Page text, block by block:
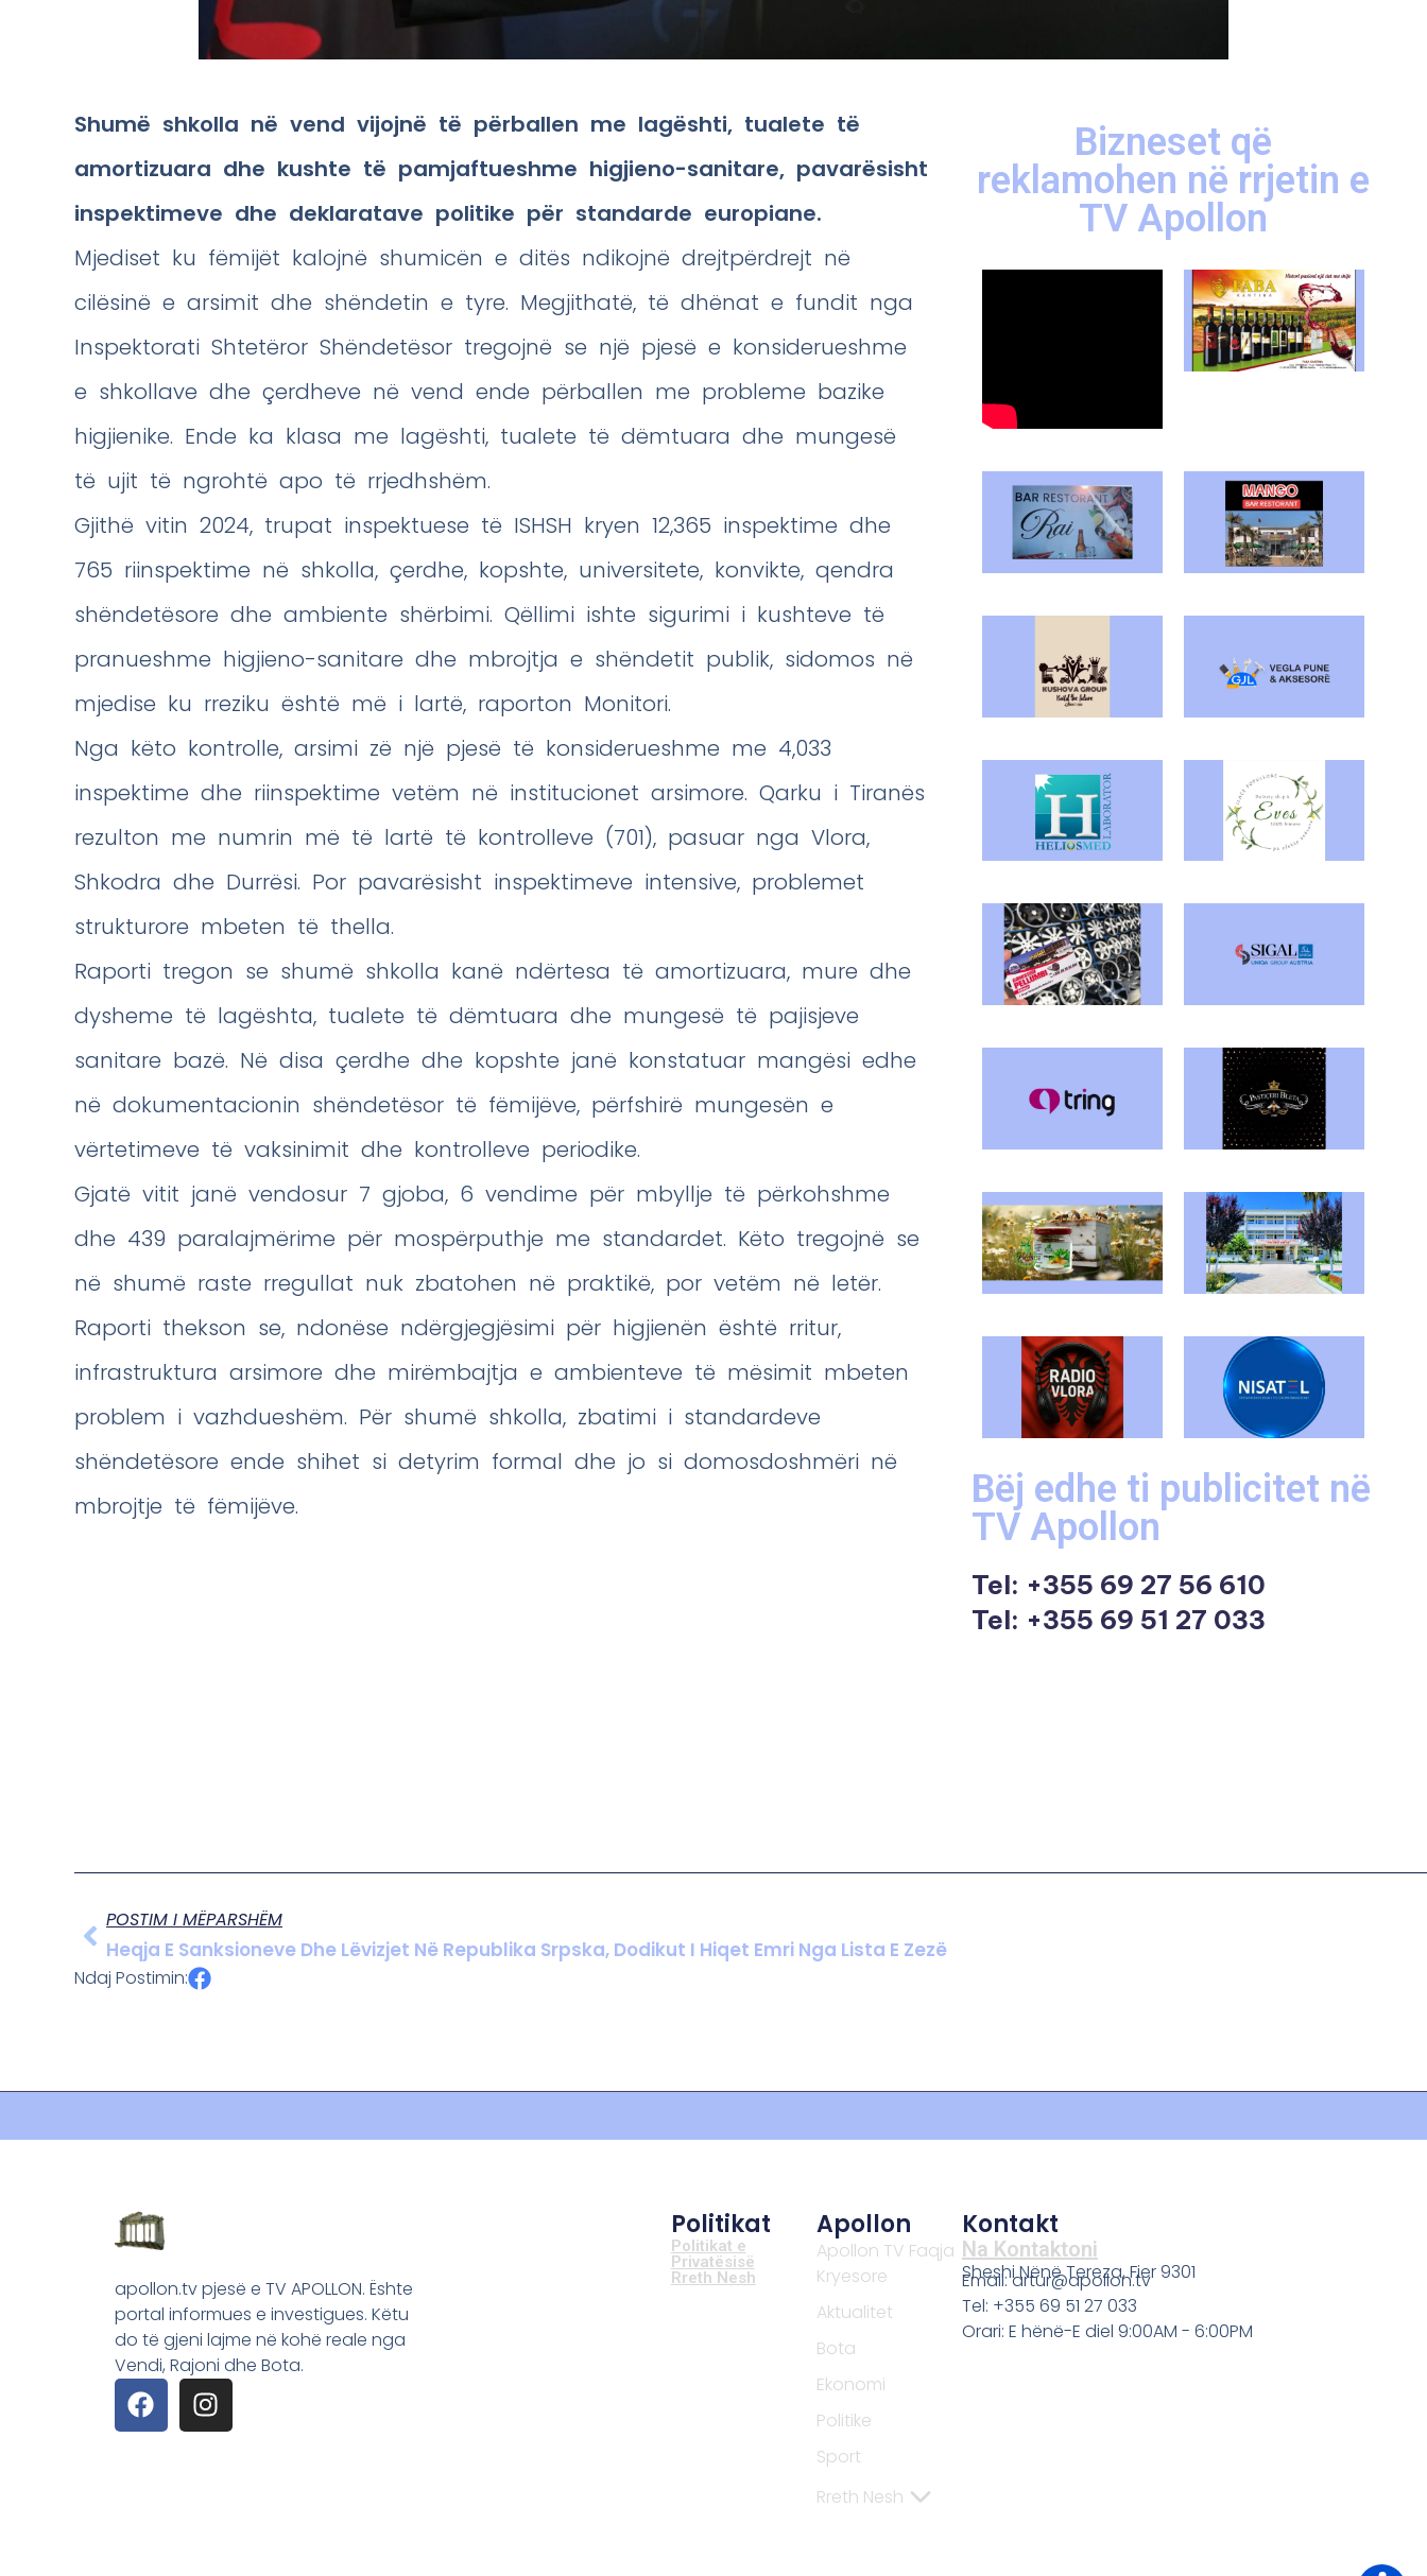
Shumë shkolla në vend vijojnë të përballen me lagështi, tualete të
amortizuara dhe kushte të pamjaftueshme higjieno-sanitare, pavarësisht
inspektimeve dhe deklaratave politike për standarde europiane.
Mjediset ku fëmijët kalojnë shumicën e ditës ndikojnë drejtpërdrejt në
cilësinë e arsimit dhe shëndetin e tyre. Megjithatë, të dhënat e fundit nga
Inspektorati Shtetëror Shëndetësor tregojnë se një pjesë e konsiderueshme
e shkollave dhe çerdheve në vend ende përballen me probleme bazike
higjienike. Ende ka klasa me lagështi, tualete të dëmtuara dhe mungesë
të ujit të ngrohtë apo të rrjedhshëm.
Gjithë vitin 2024, trupat inspektuese të ISHSH kryen 12,365 inspektime dhe
765 riinspektime në shkolla, çerdhe, kopshte, universitete, konvikte, qendra
shëndetësore dhe ambiente shërbimi. Qëllimi ishte sigurimi i kushteve të
pranueshme higjieno-sanitare dhe mbrojtja e shëndetit publik, sidomos në
mjedise ku rreziku është më i lartë, raporton Monitori.
Nga këto kontrolle, arsimi zë një pjesë të konsiderueshme me 4,033
inspektime dhe riinspektime vetëm në institucionet arsimore. Qarku i Tiranës
rezulton me numrin më të lartë të kontrolleve (701), pasuar nga Vlora,
Shkodra dhe Durrësi. Por pavarësisht inspektimeve intensive, problemet
strukturore mbeten të thella.
Raporti tregon se shumë shkolla kanë ndërtesa të amortizuara, mure dhe
dysheme të lagështa, tualete të dëmtuara dhe mungesë të pajisjeve
sanitare bazë. Në disa çerdhe dhe kopshte janë konstatuar mangësi edhe
në dokumentacionin shëndetësor të fëmijëve, përfshirë mungesën e
vërtetimeve të vaksinimit dhe kontrolleve periodike.
Gjatë vitit janë vendosur 7 gjoba, 6 vendime për mbyllje të përkohshme
dhe 439 paralajmërime për mospërputhje me standardet. Këto tregojnë se
në shumë raste rregullat nuk zbatohen në praktikë, por vetëm në letër.
Raporti thekson se, ndonëse ndërgjegjësimi për higjienën është rritur,
infrastruktura arsimore dhe mirëmbajtja e ambienteve të mësimit mbeten
problem i vazhdueshëm. Për shumë shkolla, zbatimi i standardeve
shëndetësore ende shihet si detyrim formal dhe jo si domosdoshmëri në
mbrojtje të fëmijëve.
Bizneset që
reklamohen në rrjetin e
TV Apollon
Bëj edhe ti publicitet në
TV Apollon
Tel: +355 69 27 56 610
Tel: +355 69 51 27 033
POSTIM I MËPARSHËM
Heqja E Sanksioneve Dhe Lëvizjet Në Republika Srpska, Dodikut I Hiqet Emri Nga Lista E Zezë
Ndaj Postimin:
apollon.tv pjesë e TV APOLLON. Ështe
portal informues e investigues. Këtu
do të gjeni lajme në kohë reale nga
Vendi, Rajoni dhe Bota.
Politikat
Politikat e
Privatësisë
Rreth Nesh
Apollon
Apollon TV Faqja
Kryesore
Aktualitet
Bota
Ekonomi
Politike
Sport
Rreth Nesh
Kontakt
Na Kontaktoni
Sheshi Nënë Tereza, Fier 9301
Email: artur@apollon.tv
Tel: +355 69 51 27 033
Orari: E hënë-E diel 9:00AM - 6:00PM